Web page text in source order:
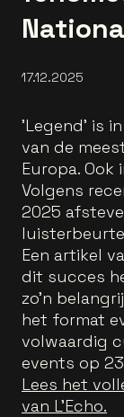
17.12.2025
'Legend' is
van de
Europa.
Volgens
2025
Een artikel
dit succes
zo’n
het format
volwaardig
events op
Lees het
van L’Echo.